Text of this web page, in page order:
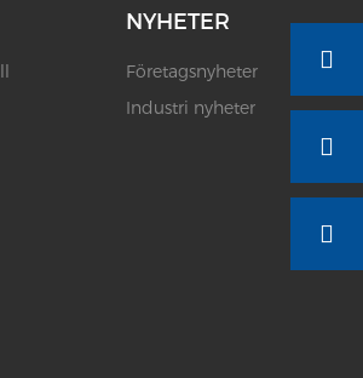
NYHETER
Företagsnyheter
Industri nyheter